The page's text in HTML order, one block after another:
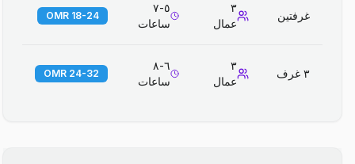
غرفتين
٣
عمال
٥-٧
ساعات
18-24 OMR
٣ غرف
٣
عمال
٦-٨
ساعات
24-32 OMR